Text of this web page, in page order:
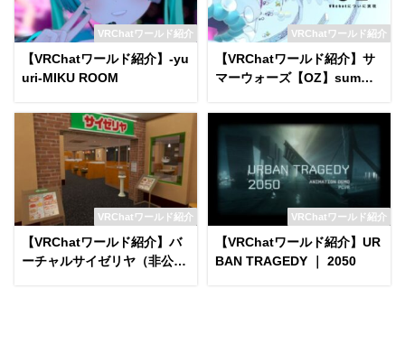
VRChatワールド紹介
【VRChatワールド紹介】-yu
uri-MIKU ROOM
VRChatワールド紹介
【VRChatワールド紹介】サ
マーウォーズ【OZ】summer
VRChatワールド紹介
【VRChatワールド紹介】バ
ーチャルサイゼリヤ（非公
VRChatワールド紹介
【VRChatワールド紹介】UR
BAN TRAGEDY ｜ 2050